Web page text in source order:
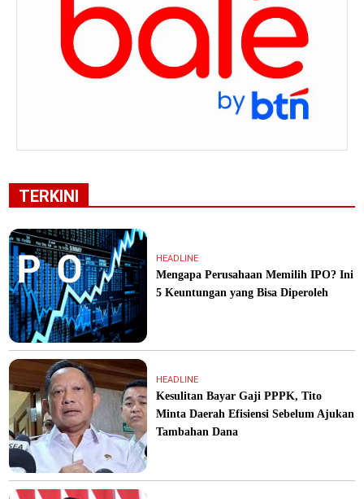
TERKINI
HEADLINE
Mengapa Perusahaan Memilih IPO? Ini
5 Keuntungan yang Bisa Diperoleh
HEADLINE
Kesulitan Bayar Gaji PPPK, Tito
Minta Daerah Efisiensi Sebelum Ajukan
Tambahan Dana